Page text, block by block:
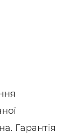
Гарантія